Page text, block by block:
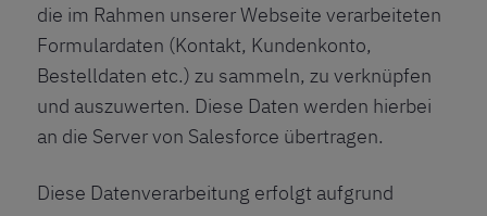
die im Rahmen unserer Webseite verarbeiteten
Formulardaten (Kontakt, Kundenkonto,
Bestelldaten etc.) zu sammeln, zu verknüpfen
und auszuwerten. Diese Daten werden hierbei
an die Server von Salesforce übertragen.
Diese Datenverarbeitung erfolgt aufgrund